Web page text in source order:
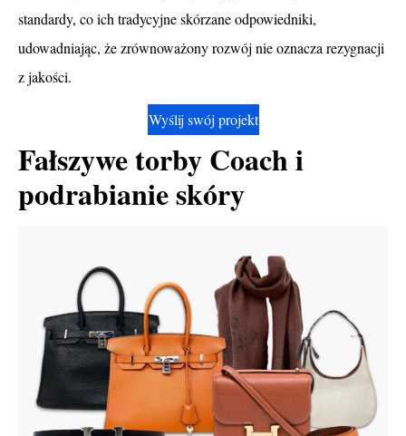
standardy, co ich tradycyjne skórzane odpowiedniki,
udowadniając, że zrównoważony rozwój nie oznacza rezygnacji
z jakości.
Wyślij swój projekt
Fałszywe torby Coach i
podrabianie skóry